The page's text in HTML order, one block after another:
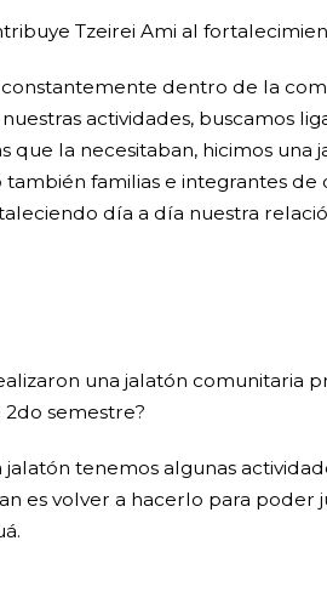
Tzeirei Ami al
dentro de la
actividades, buscamos
que la necesitaban, hicimos
también familias e integrantes
día a día nuestra
una jalatón comunitaria
semestre?
jalatón tenemos algunas
es volver a hacerlo para